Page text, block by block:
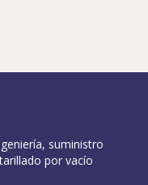
suministro
por vacío